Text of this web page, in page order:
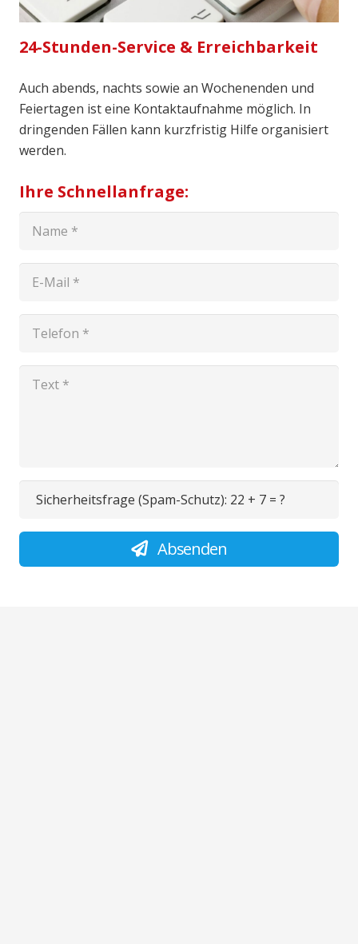
24-Stunden-Service & Erreichbarkeit
Auch abends, nachts sowie an Wochenenden und
Feiertagen ist eine Kontaktaufnahme möglich. In
dringenden Fällen kann kurzfristig Hilfe organisiert
werden.
Ihre Schnellanfrage:
Sicherheitsfrage (Spam-Schutz): 22 + 7 = ?
Absenden